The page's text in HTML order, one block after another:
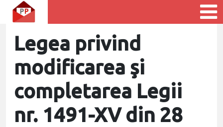
Legea privind
modificarea şi
completarea Legii
nr. 1491-XV din 28